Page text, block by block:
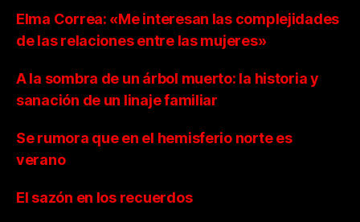
Elma Correa: «Me interesan las complejidades
de las relaciones entre las mujeres»
A la sombra de un árbol muerto: la historia y
sanación de un linaje familiar
Se rumora que en el hemisferio norte es
verano
El sazón en los recuerdos